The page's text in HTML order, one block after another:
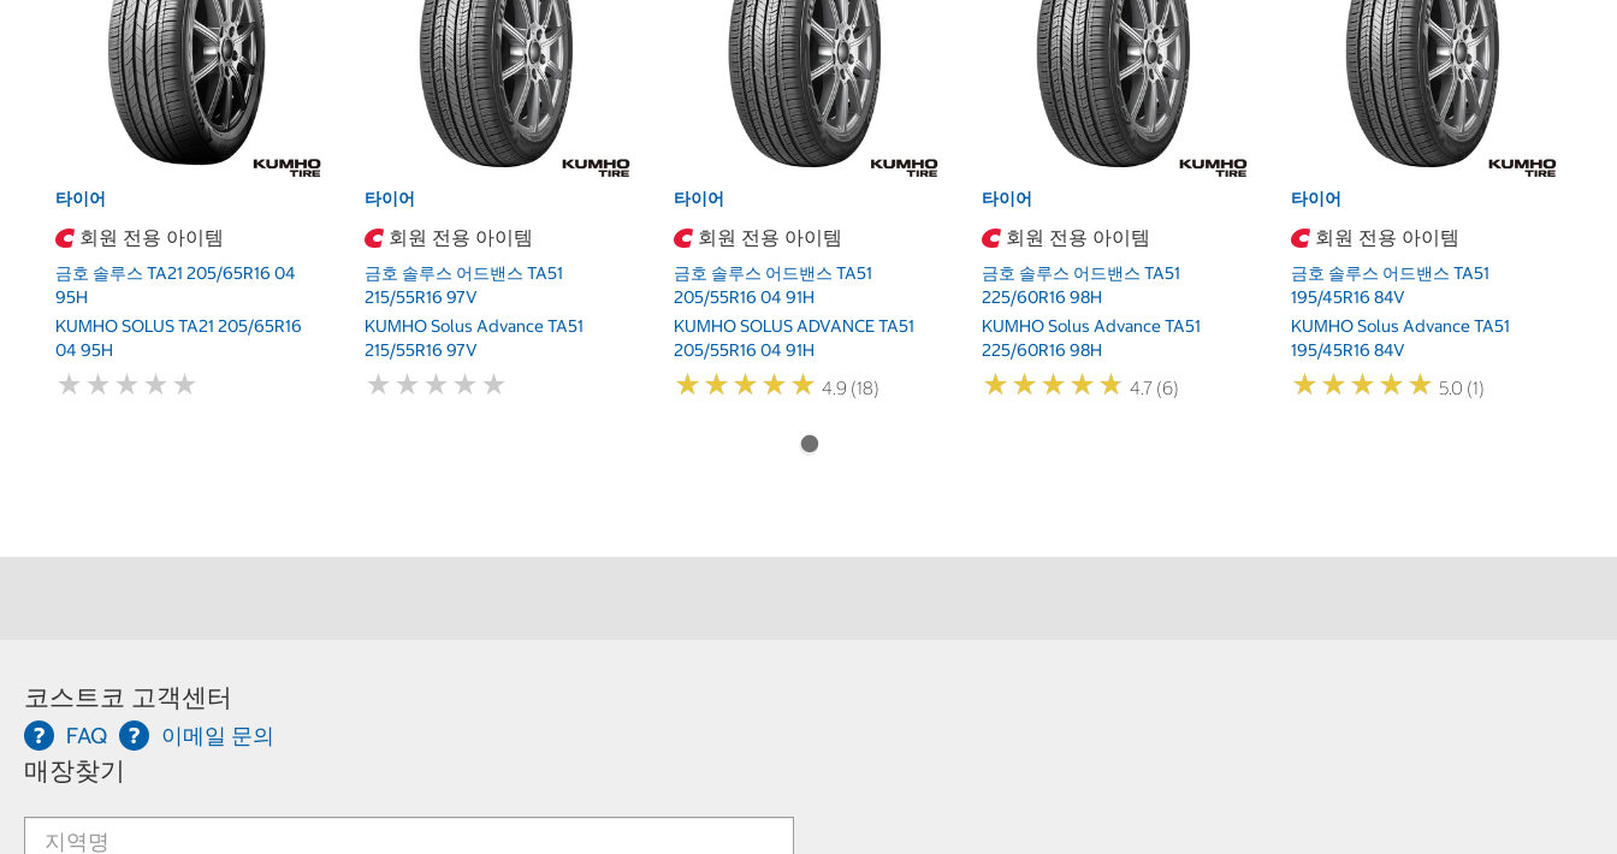
타이어
회원 전용 아이템
금호 솔루스 TA21 205/65R16 04
95H
KUMHO SOLUS TA21 205/65R16
04 95H
★ ★ ★ ★ ★
★ ★ ★ ★ ★
타이어
회원 전용 아이템
금호 솔루스 어드밴스 TA51
215/55R16 97V
KUMHO Solus Advance TA51
215/55R16 97V
★ ★ ★ ★ ★
★ ★ ★ ★ ★
타이어
회원 전용 아이템
금호 솔루스 어드밴스 TA51
205/55R16 04 91H
KUMHO SOLUS ADVANCE TA51
205/55R16 04 91H
★★★★★
★★★★★ 4.9 (18)
타이어
회원 전용 아이템
금호 솔루스 어드밴스 TA51
225/60R16 98H
KUMHO Solus Advance TA51
225/60R16 98H
★★★★★
★★★★★ 4.7 (6)
타이어
회원 전용 아이템
금호 솔루스 어드밴스 TA51
195/45R16 84V
KUMHO Solus Advance TA51
195/45R16 84V
★★★★★
★★★★★ 5.0 (1)
코스트코 고객센터
FAQ 이메일 문의
매장찾기